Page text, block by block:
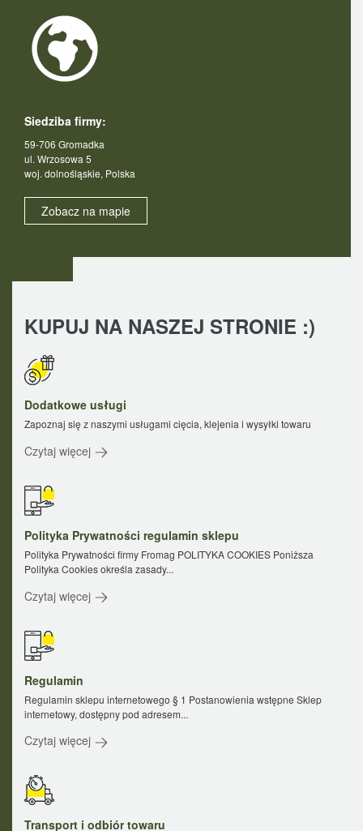
Siedziba firmy:
59-706 Gromadka
ul. Wrzosowa 5
woj. dolnośląskie, Polska
Zobacz na mapie
KUPUJ NA NASZEJ STRONIE :)
Dodatkowe usługi
Zapoznaj się z naszymi usługami cięcia, klejenia i wysyłki towaru
Czytaj więcej
Polityka Prywatności regulamin sklepu
Polityka Prywatności firmy Fromag POLITYKA COOKIES Poniższa
Polityka Cookies określa zasady...
Czytaj więcej
Regulamin
Regulamin sklepu internetowego § 1 Postanowienia wstępne Sklep
internetowy, dostępny pod adresem...
Czytaj więcej
Transport i odbiór towaru